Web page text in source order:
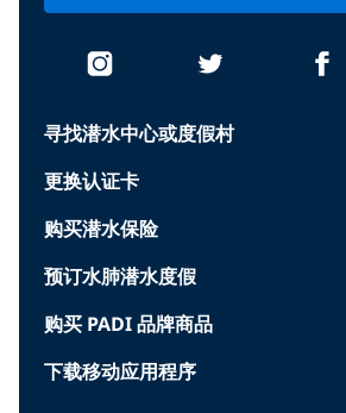
寻找潜水中心或度假村
更换认证卡
购买潜水保险
预订水肺潜水度假
购买 PADI 品牌商品
下载移动应用程序